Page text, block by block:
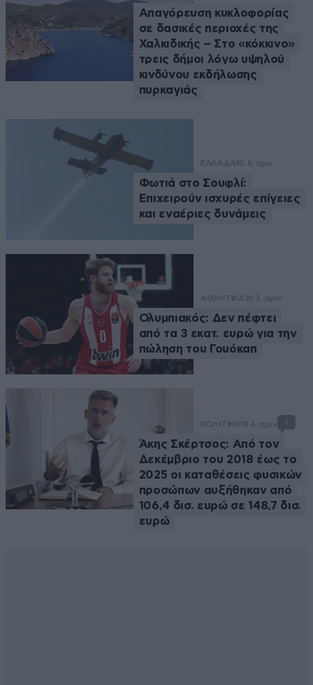
Απαγόρευση κυκλοφορίας
σε δασικές περιοχές της
Χαλκιδικής – Στο «κόκκινο»
τρεις δήμοι λόγω υψηλού
κινδύνου εκδήλωσης
πυρκαγιάς
ΕΛΛΑΔΑ 10 λ. πριν
Φωτιά στο Σουφλί:
Επιχειρούν ισχυρές επίγειες
και εναέριες δυνάμεις
ΑΘΛΗΤΙΚΑ 10 λ. πριν
Ολυμπιακός: Δεν πέφτει
από τα 3 εκατ. ευρώ για την
πώληση του Γουόκαπ
ΠΟΛΙΤΙΚΗ 18 λ. πριν
Άκης Σκέρτσος: Από τον
Δεκέμβριο του 2018 έως το
2025 οι καταθέσεις φυσικών
προσώπων αυξήθηκαν από
106,4 δισ. ευρώ σε 148,7 δισ.
ευρώ